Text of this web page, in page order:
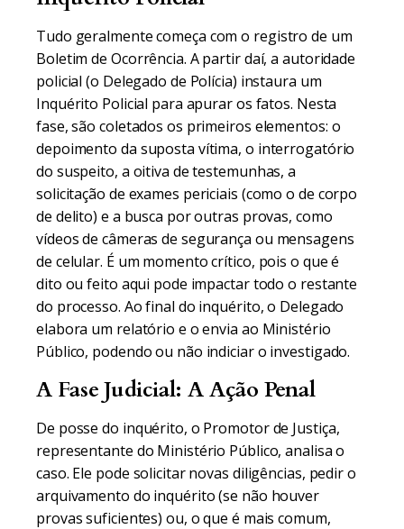
Tudo geralmente começa com o registro de um
Boletim de Ocorrência. A partir daí, a autoridade
policial (o Delegado de Polícia) instaura um
Inquérito Policial para apurar os fatos. Nesta
fase, são coletados os primeiros elementos: o
depoimento da suposta vítima, o interrogatório
do suspeito, a oitiva de testemunhas, a
solicitação de exames periciais (como o de corpo
de delito) e a busca por outras provas, como
vídeos de câmeras de segurança ou mensagens
de celular. É um momento crítico, pois o que é
dito ou feito aqui pode impactar todo o restante
do processo. Ao final do inquérito, o Delegado
elabora um relatório e o envia ao Ministério
Público, podendo ou não indiciar o investigado.
A Fase Judicial: A Ação Penal
De posse do inquérito, o Promotor de Justiça,
representante do Ministério Público, analisa o
caso. Ele pode solicitar novas diligências, pedir o
arquivamento do inquérito (se não houver
provas suficientes) ou, o que é mais comum,